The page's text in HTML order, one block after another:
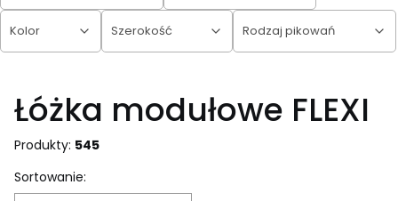
Kolor Szerokość Rodzaj pikowań
Łóżka modułowe FLEXI
Produkty: 545
Lista produktów
Sortowanie: